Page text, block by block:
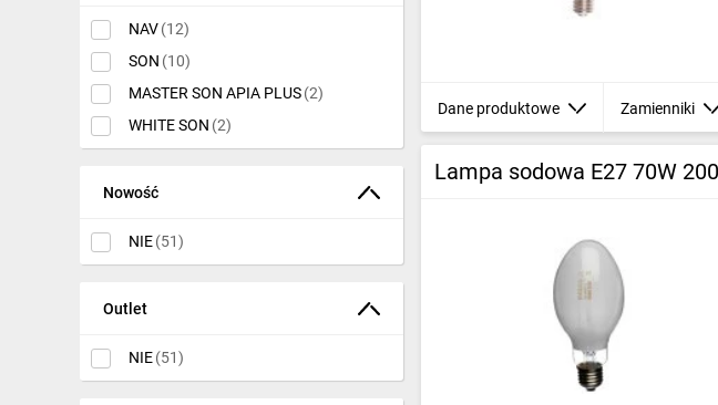
Wentylacja i rekuperacja
NAV(12)
SON (10)
MASTER SON APIA PLUS(2)
WHITE SON (2)
Nowość
NIE(51)
Outlet
NIE(51)
Dane produktowe Zamienniki
Lampa sodowa E27 70W